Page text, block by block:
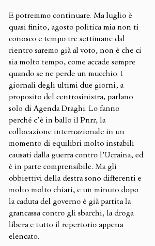
E potremmo continuare. Ma luglio è
quasi finito, agosto politica mia non ti
conosco e tempo tre settimane dal
rientro saremo già al voto, non è che ci
sia molto tempo, come accade sempre
quando se ne perde un mucchio. I
giornali degli ultimi due giorni, a
proposito del centrosinistra, parlano
solo di Agenda Draghi. Lo fanno
perché c’è in ballo il Pnrr, la
collocazione internazionale in un
momento di equilibri molto instabili
causati dalla guerra contro l’Ucraina, ed
è in parte comprensibile. Ma gli
obbiettivi della destra sono differenti e
molto molto chiari, e un minuto dopo
la caduta del governo è già partita la
grancassa contro gli sbarchi, la droga
libera e tutto il repertorio appena
elencato.